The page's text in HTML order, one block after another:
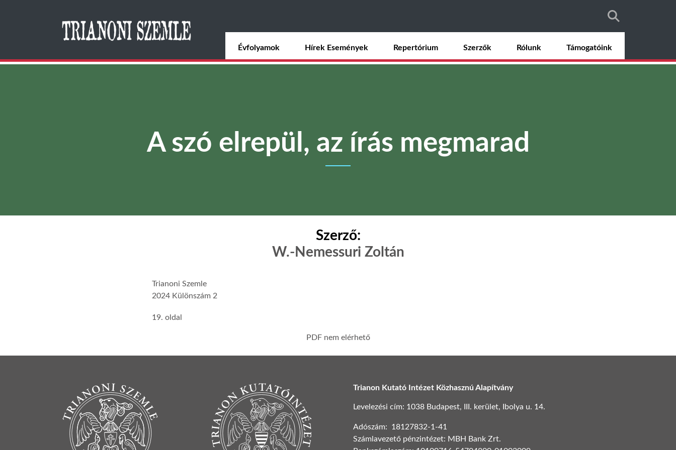
tartalomra
Évfolyamok Hírek Események Repertórium Szerzők Rólunk Támogatóink
A szó elrepül, az írás megmarad
Szerző:
W.-Nemessuri Zoltán
Trianoni Szemle
2024 Különszám 2
19. oldal
PDF nem elérhető
Trianon Kutató Intézet Közhasznú Alapítvány
Levelezési cím: 1038 Budapest, III. kerület, Ibolya u. 14.
Adószám: 18127832-1-41
Számlavezető pénzintézet: MBH Bank Zrt.